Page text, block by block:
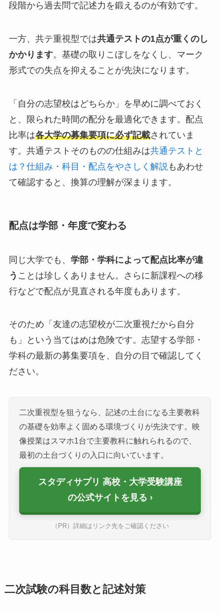
段階から過去問で記述力を鍛えるのが有効です。
一方、共テ重視型では共通テストの1点が重くのし
かかります。基礎の取りこぼしをなくし、マーク
形式での失点を抑えることが先決になります。
「自分の志望校はどちらか」を早めに調べておく
と、限られた時間の配分を最適化できます。配点
比率は各大学の募集要項に必ず記載されていま
す。共通テストそのものの仕組みは共通テストと
は？仕組み・科目・配点をやさしく解説もあわせ
て確認すると、換算の理解が深まります。
配点は学部・年度で変わる
同じ大学でも、 学部・学科によって配点比率が違
う ことは珍しくありません。さらに新課程への移
行などで配点が見直される年度もあります。
そのため「友達の志望校が二次重視だから自分
も」という当てはめは危険です。志望する学部・
学科の最新の募集要項を、自分の目で確認してく
ださい。
二次重視型を狙うなら、記述の土台になる主要教科
の基礎を効率よく固める環境づくりが先決です。映
像授業はスマホ1台で主要教科に触れられるので、
最初の土台づくりの入口に向いています。
スタディサプリ 高校・大学受験講座
の公式サイトを見る
（PR）詳細はリンク先をご確認ください
二次試験の科目数と記述対策